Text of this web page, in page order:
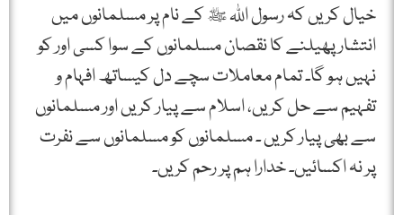
خیال کریں کہ رسول اللہ ﷺ کے نام پر مسلمانوں میں
انتشار پھیلنے کا نقصان مسلمانوں کے سوا کسی اور کو
نہیں ہو گا۔ تمام معاملات سچے دل کیساتھ افہام و
تفہیم سے حل کریں، اسلام سے پیار کریں اور مسلمانوں
سے بھی پیار کریں ۔ مسلمانوں کو مسلمانوں سے نفرت
پر نہ اکسائیں۔ خدارا ہم پر رحم کریں۔